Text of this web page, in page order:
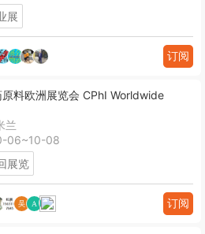
展
订阅
料欧洲展览会 CPhI Worldwide
兰
06~10-08
展览
订阅